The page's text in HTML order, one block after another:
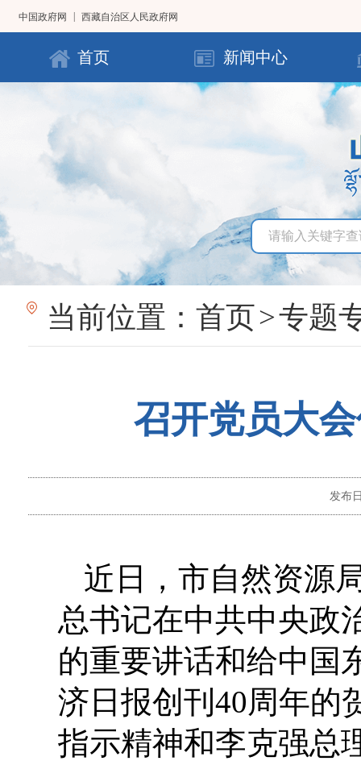
中国政府网 西藏自治区人民政府网
首页 新闻中心
当前位置： 首页>专题
召开党员大
发布
近日，市自然资源
总书记在中共中央政
的重要讲话和给中国
济日报创刊40周年的
指示精神和李克强总